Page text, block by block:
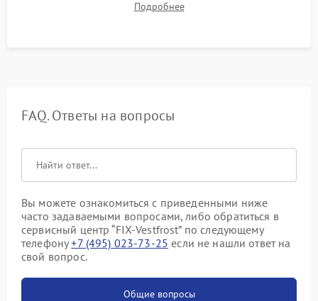
штатного слива и абсолютной сухости в поддоне.
Подробнее
FAQ. Ответы на вопросы
Вы можете ознакомиться с приведенными ниже
часто задаваемыми вопросами, либо обратиться в
сервисный центр “FIX-Vestfrost” по следующему
телефону+7 (495) 023-73-25 если не нашли ответ на
свой вопрос.
Общие вопросы